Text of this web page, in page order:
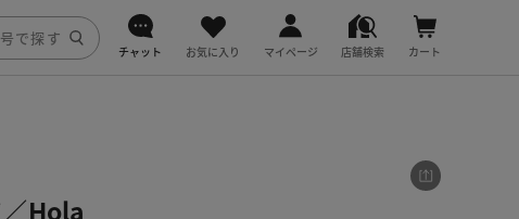
チャット お気に入り マイページ 店舗検索 カート
Hola